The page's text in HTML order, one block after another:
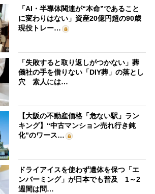
「AI・半導体関連が“本命”であること
に変わりはない」資産20億円超の90歳
現役トレー…
「失敗すると取り返しがつかない」葬
儀社の手を借りない「DIY葬」の落とし
穴 素人には…
【大阪の不動産価格「危ない駅」ラン
キング】“中古マンション売れ行き鈍
化”のワース…
ドライアイスを使わず遺体を保つ「エ
ンバーミング」が日本でも普及 1～2
週間は問…